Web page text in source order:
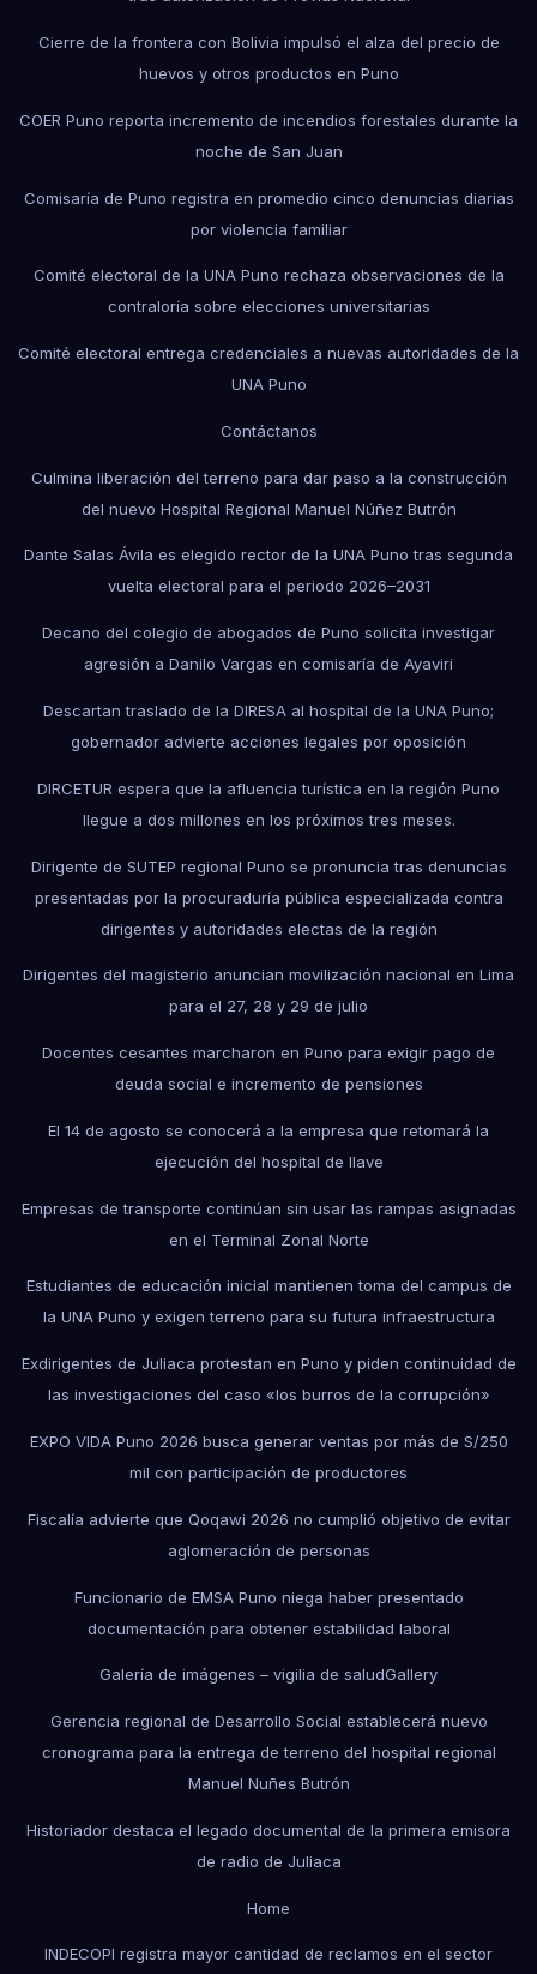
Cierre de la frontera con Bolivia impulsó el alza del precio de
huevos y otros productos en Puno
COER Puno reporta incremento de incendios forestales durante la
noche de San Juan
Comisaría de Puno registra en promedio cinco denuncias diarias
por violencia familiar
Comité electoral de la UNA Puno rechaza observaciones de la
contraloría sobre elecciones universitarias
Comité electoral entrega credenciales a nuevas autoridades de la
UNA Puno
Contáctanos
Culmina liberación del terreno para dar paso a la construcción
del nuevo Hospital Regional Manuel Núñez Butrón
Dante Salas Ávila es elegido rector de la UNA Puno tras segunda
vuelta electoral para el periodo 2026–2031
Decano del colegio de abogados de Puno solicita investigar
agresión a Danilo Vargas en comisaría de Ayaviri
Descartan traslado de la DIRESA al hospital de la UNA Puno;
gobernador advierte acciones legales por oposición
DIRCETUR espera que la afluencia turística en la región Puno
llegue a dos millones en los próximos tres meses.
Dirigente de SUTEP regional Puno se pronuncia tras denuncias
presentadas por la procuraduría pública especializada contra
dirigentes y autoridades electas de la región
Dirigentes del magisterio anuncian movilización nacional en Lima
para el 27, 28 y 29 de julio
Docentes cesantes marcharon en Puno para exigir pago de
deuda social e incremento de pensiones
El 14 de agosto se conocerá a la empresa que retomará la
ejecución del hospital de Ilave
Empresas de transporte continúan sin usar las rampas asignadas
en el Terminal Zonal Norte
Estudiantes de educación inicial mantienen toma del campus de
la UNA Puno y exigen terreno para su futura infraestructura
Exdirigentes de Juliaca protestan en Puno y piden continuidad de
las investigaciones del caso «los burros de la corrupción»
EXPO VIDA Puno 2026 busca generar ventas por más de S/250
mil con participación de productores
Fiscalía advierte que Qoqawi 2026 no cumplió objetivo de evitar
aglomeración de personas
Funcionario de EMSA Puno niega haber presentado
documentación para obtener estabilidad laboral
Galería de imágenes – vigilia de saludGallery
Gerencia regional de Desarrollo Social establecerá nuevo
cronograma para la entrega de terreno del hospital regional
Manuel Nuñes Butrón
Historiador destaca el legado documental de la primera emisora
de radio de Juliaca
Home
INDECOPI registra mayor cantidad de reclamos en el sector